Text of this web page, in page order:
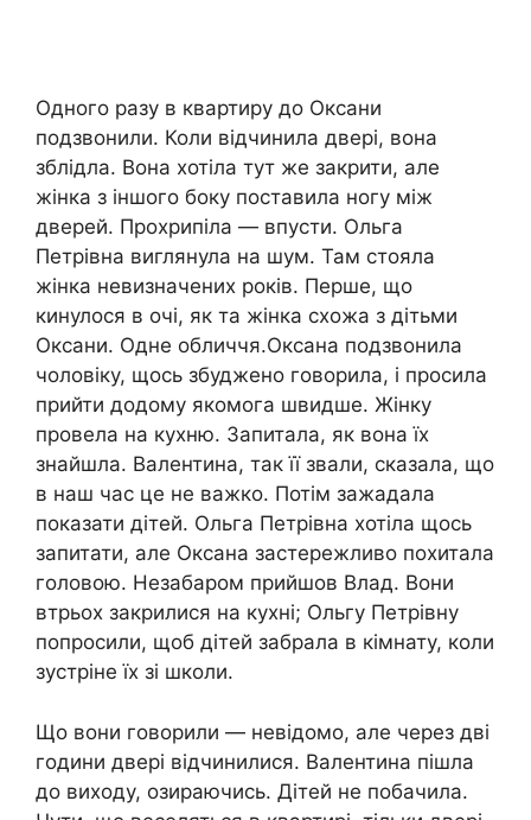
Одного разу в квартиру до Оксани
подзвонили. Коли відчинила двері, вона
зблідла. Вона хотіла тут же закрити, але
жінка з іншого боку поставила ногу між
дверей. Прохрипіла — впусти. Ольга
Петрівна виглянула на шум. Там стояла
жінка невизначених років. Перше, що
кинулося в очі, як та жінка схожа з дітьми
Оксани. Одне обличчя.Оксана подзвонила
чоловіку, щось збуджено говорила, і просила
прийти додому якомога швидше. Жінку
провела на кухню. Запитала, як вона їх
знайшла. Валентина, так її звали, сказала, що
в наш час це не важко. Потім зажадала
показати дітей. Ольга Петрівна хотіла щось
запитати, але Оксана застережливо похитала
головою. Незабаром прийшов Влад. Вони
втрьох закрилися на кухні; Ольгу Петрівну
попросили, щоб дітей забрала в кімнату, коли
зустріне їх зі школи.
Що вони говорили — невідомо, але через дві
години двері відчинилися. Валентина пішла
до виходу, озираючись. Дітей не побачила.